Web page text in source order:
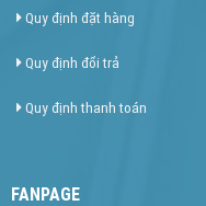
Quy định đặt hàng
Quy định đổi trả
Quy định thanh toán
FANPAGE